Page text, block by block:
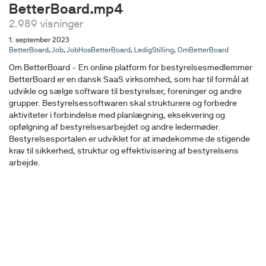
BetterBoard.mp4
2.989 visninger
1. september 2023
BetterBoard,Job,JobHosBetterBoard, LedigStilling, OmBetterBoard
Om BetterBoard - En online platform for bestyrelsesmedlemmer
BetterBoard er en dansk SaaS virksomhed, som har til formål at
udvikle og sælge software til bestyrelser, foreninger og andre
grupper. Bestyrelsessoftwaren skal strukturere og forbedre
aktiviteter i forbindelse med planlægning, eksekvering og
opfølgning af bestyrelsesarbejdet og andre ledermøder.
Bestyrelsesportalen er udviklet for at imødekomme de stigende
krav til sikkerhed, struktur og effektivisering af bestyrelsens
arbejde.